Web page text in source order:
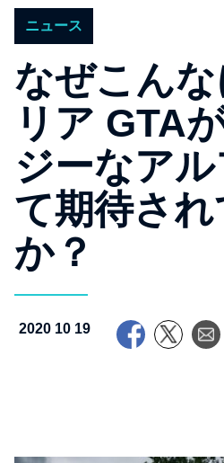
ニュース
なぜこん
リア GTA
ジーなア
て期待さ
か？
2020 10 19